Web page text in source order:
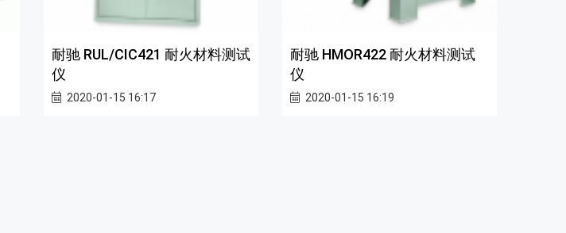
耐驰 RUL/CIC421 耐火材料测试
仪
2020-01-15 16:17
耐驰 HMOR422 耐火材料测试
仪
2020-01-15 16:19